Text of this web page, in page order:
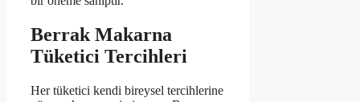
Berrak Makarna
Tüketici Tercihleri
Her tüketici kendi bireysel tercihlerine